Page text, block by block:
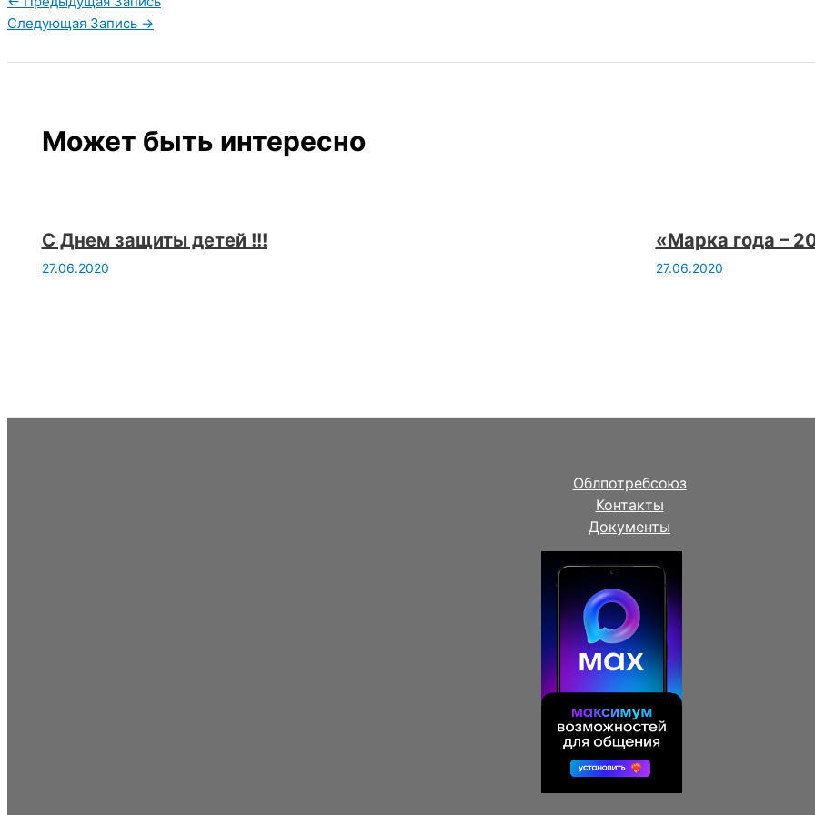
Следующая Запись →
Может быть интересно
С Днем защиты детей !!!
27.06.2020
«Марка года –
27.06.2020
Облпотребсоюз
Контакты
Документы